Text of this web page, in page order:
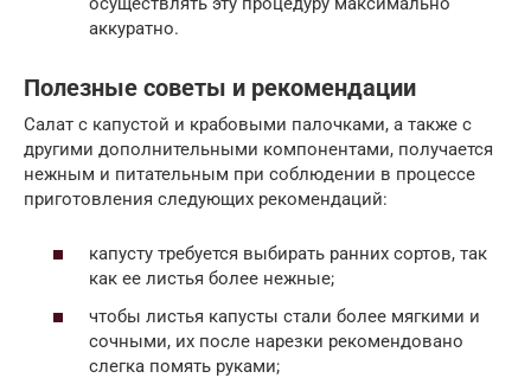
аккуратно.
Полезные советы и рекомендации
Салат с капустой и крабовыми палочками, а также с
другими дополнительными компонентами, получается
нежным и питательным при соблюдении в процессе
приготовления следующих рекомендаций:
капусту требуется выбирать ранних сортов, так
как ее листья более нежные;
чтобы листья капусты стали более мягкими и
сочными, их после нарезки рекомендовано
слегка помять руками;